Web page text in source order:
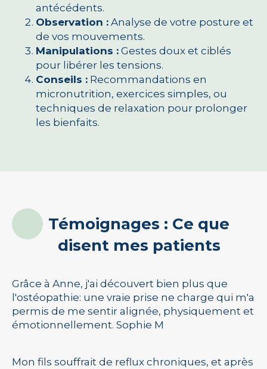
antécédents.
Observation : Analyse de votre posture et
de vos mouvements.
Manipulations : Gestes doux et ciblés
pour libérer les tensions.
Conseils : Recommandations en
micronutrition, exercices simples, ou
techniques de relaxation pour prolonger
les bienfaits.
Témoignages : Ce que
disent mes patients
Grâce à Anne, j'ai découvert bien plus que
l'ostéopathie: une vraie prise ne charge qui m'a
permis de me sentir alignée, physiquement et
émotionnellement. Sophie M
Mon fils souffrait de reflux chroniques, et après